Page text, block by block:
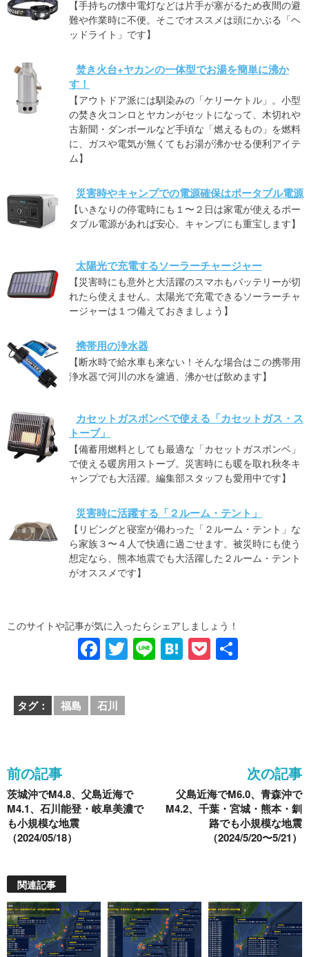
【手持ちの懐中電灯などは片手が塞がるため夜間の避
難や作業時に不便。そこでオススメは頭にかぶる「ヘ
ッドライト」です】
焚き火台+ヤカンの一体型でお湯を簡単に沸か
す！
【アウトドア派には馴染みの「ケリーケトル」。小型
の焚き火コンロとヤカンがセットになって、木切れや
古新聞・ダンボールなど手頃な「燃えるもの」を燃料
に、ガスや電気が無くてもお湯が沸かせる便利アイテ
ム】
災害時やキャンプでの電源確保はポータブル電源
【いきなりの停電時にも１〜２日は家電が使えるポー
タブル電源があれば安心。キャンプにも重宝します】
太陽光で充電するソーラーチャージャー
【災害時にも意外と大活躍のスマホもバッテリーが切
れたら使えません。太陽光で充電できるソーラーチャ
ージャーは１つ備えておきましょう】
携帯用の浄水器
【断水時で給水車も来ない！そんな場合はこの携帯用
浄水器で河川の水を濾過、沸かせば飲めます】
カセットガスボンベで使える「カセットガス・ス
トーブ」
【備蓄用燃料としても最適な「カセットガスボンベ」
で使える暖房用ストーブ。災害時にも暖を取れ秋冬キ
ャンプでも大活躍。編集部スタッフも愛用中です】
災害時に活躍する「２ルーム・テント」
【リビングと寝室が備わった「２ルーム・テント」な
ら家族３〜４人で快適に過ごせます。被災時にも使う
想定なら、熊本地震でも大活躍した２ルーム・テント
がオススメです】
このサイトや記事が気に入ったらシェアしましょう！
F
c
e
o
k
T Li H P
タグ： 福島 石川
前の記事
茨城沖でM4.8、父島近海で
M4.1、石川能登・岐阜美濃で
も小規模な地震
（2024/05/18）
次の記事
父島近海でM6.0、青森沖で
M4.2、千葉・宮城・熊本・釧
路でも小規模な地震
（2024/5/20〜5/21）
関連記事